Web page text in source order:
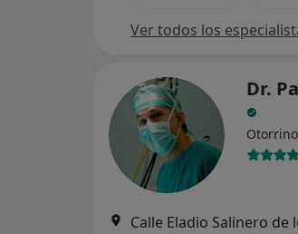
Ver todos los
Dr.
Otorrino